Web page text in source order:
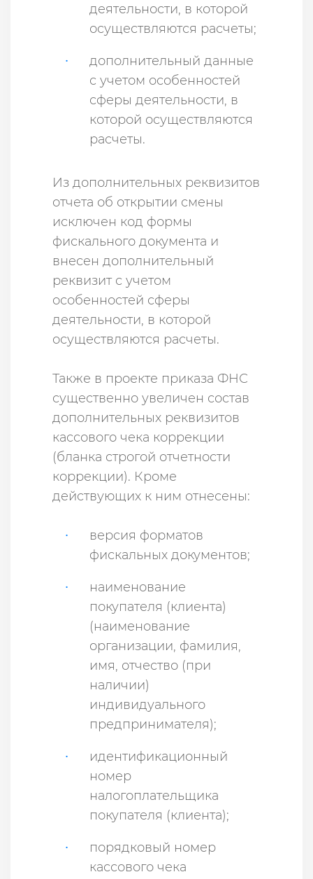
деятельности, в которой
осуществляются расчеты;
дополнительный данные
с учетом особенностей
сферы деятельности, в
которой осуществляются
расчеты.
Из дополнительных реквизитов
отчета об открытии смены
исключен код формы
фискального документа и
внесен дополнительный
реквизит с учетом
особенностей сферы
деятельности, в которой
осуществляются расчеты.
Также в проекте приказа ФНС
существенно увеличен состав
дополнительных реквизитов
кассового чека коррекции
(бланка строгой отчетности
коррекции). Кроме
действующих к ним отнесены:
версия форматов
фискальных документов;
наименование
покупателя (клиента)
(наименование
организации, фамилия,
имя, отчество (при
наличии)
индивидуального
предпринимателя);
идентификационный
номер
налогоплательщика
покупателя (клиента);
порядковый номер
кассового чека